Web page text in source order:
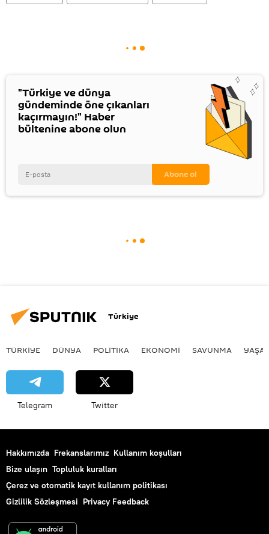
"Türkiye ve dünya
gündeminde öne çıkanları
kaçırmayın!" Haber
bültenine abone olun
Türkiye
TÜRKIYE DÜNYA POLİTİKA EKONOMİ SAVUNMA
Telegram Twitter
Hakkımızda Frekanslarımız Kullanım koşulları
Bize ulaşın Topluluk kuralları
Çerez ve otomatik kayıt kullanım politikası
Gizlilik Sözleşmesi Privacy Feedback